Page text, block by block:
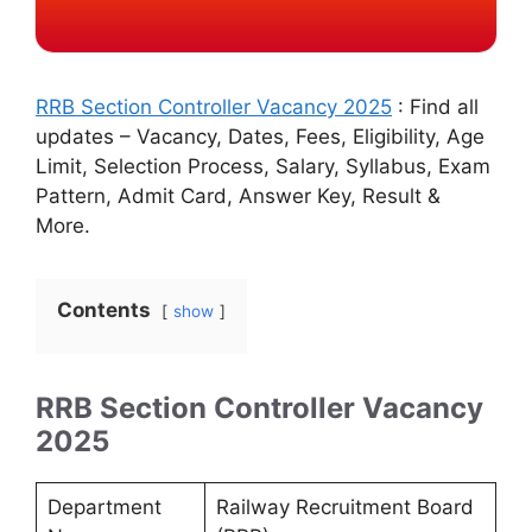
RRB Section Controller Vacancy 2025 : Find all
updates – Vacancy, Dates, Fees, Eligibility, Age
Limit, Selection Process, Salary, Syllabus, Exam
Pattern, Admit Card, Answer Key, Result &
More.
Contents show
RRB Section Controller Vacancy
2025
Department
Railway Recruitment Board